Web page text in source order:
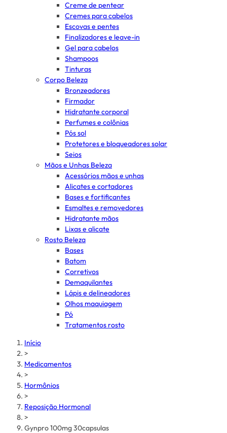
Creme de pentear
Cremes para cabelos
Escovas e pentes
Finalizadores e leave-in
Gel para cabelos
Shampoos
Tinturas
Corpo Beleza
Bronzeadores
Firmador
Hidratante corporal
Perfumes e colônias
Pós sol
Protetores e bloqueadores solar
Seios
Mãos e Unhas Beleza
Acessórios mãos e unhas
Alicates e cortadores
Bases e fortificantes
Esmaltes e removedores
Hidratante mãos
Lixas e alicate
Rosto Beleza
Bases
Batom
Corretivos
Demaquilantes
Lápis e delineadores
Olhos maquiagem
Pó
Tratamentos rosto
Início
>
Medicamentos
>
Hormônios
>
Reposição Hormonal
>
Gynpro 100mg 30capsulas